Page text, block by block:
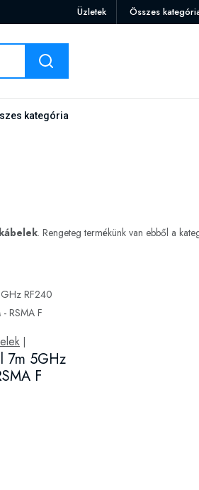
Üzletek Összes
kategória
. Rengeteg termékünk van ebből a
|
7m 5GHz
F